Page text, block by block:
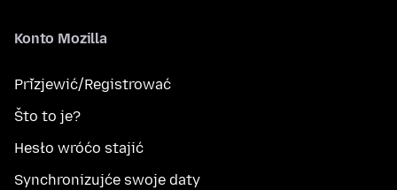
Konto Mozilla
Přizjewić/Registrować
Što to je?
Hesło wróćo stajić
Synchronizujće swoje daty